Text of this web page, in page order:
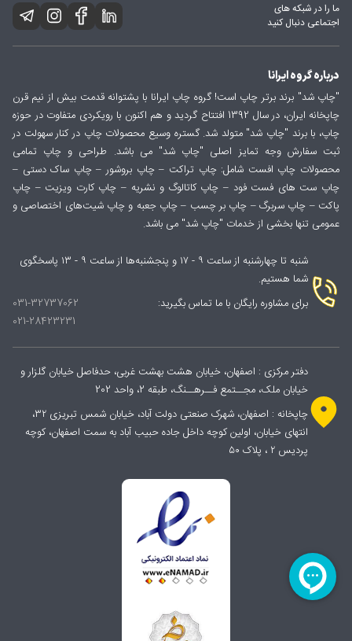
ما را در شبکه های
اجتماعی دنبال کنید
درباره گروه ایرانا
"چاپ شد" برند برتر چاپ است! گروه چاپ ایرانا با پشتوانه قدمت بیش از نیم قرن
چاپخانه ایران، در سال 1392 افتتاح گردید و هم اکنون با رویکردی متفاوت در حوزه
چاپ، با برند "چاپ شد" متولد شد. گستره وسیع محصولات چاپ در کنار سهولت در
ثبت سفارش وجه تمایز اصلی "چاپ شد" می باشد. طراحی و چاپ تمامی
محصولات چاپ افست شامل: چاپ تراکت – چاپ بروشور – چاپ ساک دستی –
چاپ ست های فست فود – چاپ کاتالوگ و نشریه – چاپ کارت ویزیت – چاپ
پاکت – چاپ سربرگ – چاپ بر چسب – چاپ جعبه و چاپ شیت‌های اختصاصی و
عمومی تنها بخشی از خدمات "چاپ شد" می باشد.
شنبه تا چهارشنبه از ساعت ۹ - ۱۷ و پنجشنبه‌ها از ساعت ۹ - ۱۳ پاسخگوی
شما هستیم.
برای مشاوره رایگان با ما تماس بگیرید:
031-32737062
021-28423231
دفتر مرکزی : اصفهان، خیابان هشت بهشت غربی، حدفاصل خیابان گلزار و
خیابان ملک، مجــتمع فــرهــنگ، طبقه 2، واحد 202
چاپخانه : اصفهان، شهرک صنعتی دولت آباد، خیابان شمس تبریزی ۳۲،
انتهای خیابان، اولین کوچه داخل جاده حبیب آباد به سمت اصفهان، کوچه
پردیس ۲ ، پلاک ۵۰